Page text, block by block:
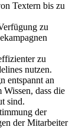
Textern bis zu
zu
zu
nutzen.
entspannt an
dass die
sind.
der
der Mitarbeiter